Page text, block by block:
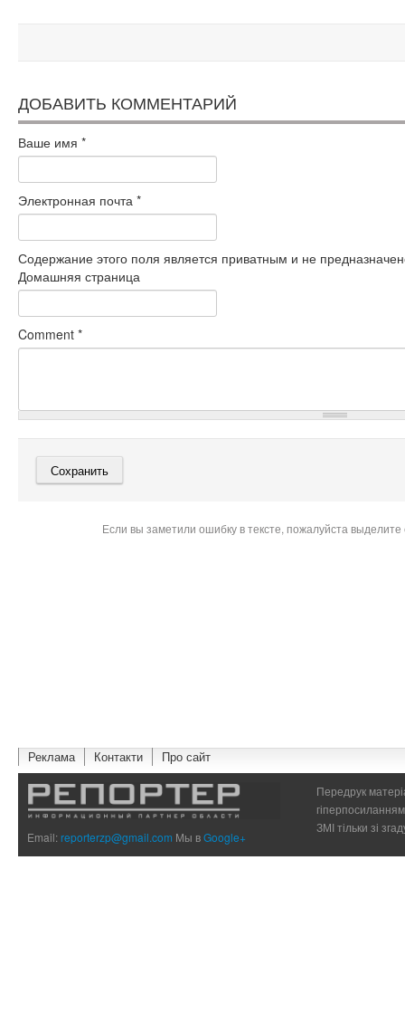
ДОБАВИТЬ КОММЕНТАРИЙ
Ваше имя *
Электронная почта *
Содержание этого поля является приватным и не
Домашняя страница
Comment *
Если вы заметили ошибку в тексте, пожалуйста
Реклама Контакти Про сайт
Email:reporterzp@gmail.com Мы вGoogle+
Передрук
ЗМІ тільки зі